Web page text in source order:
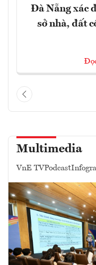
Đà Nẵng xác
sở nhà, đất
Multimedia
VnE TVPodcast